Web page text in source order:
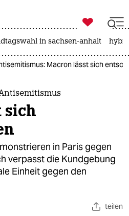
ich
ich

taz zahl ich
in sachsen-anhalt
Macron lässt sich
sich
in Paris gegen
verpasst die Kundgebung
Einheit gegen den
teilen